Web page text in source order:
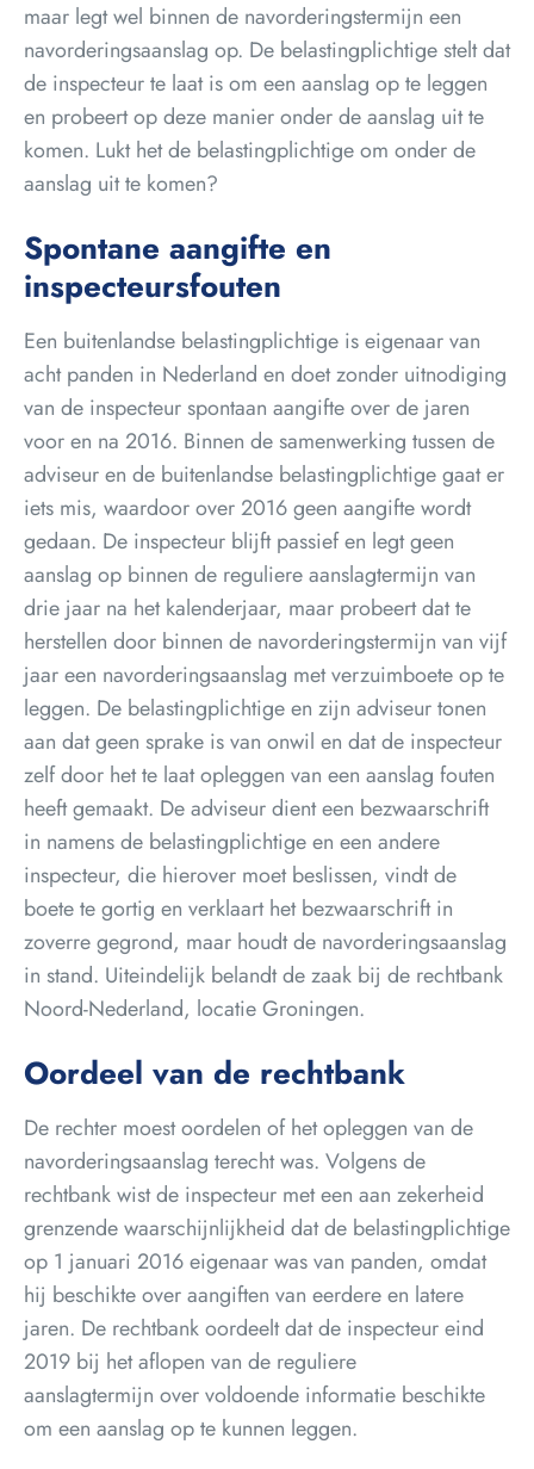
maar legt wel binnen de navorderingstermijn een
navorderingsaanslag op. De belastingplichtige stelt dat
de inspecteur te laat is om een aanslag op te leggen
en probeert op deze manier onder de aanslag uit te
komen. Lukt het de belastingplichtige om onder de
aanslag uit te komen?
Spontane aangifte en
inspecteursfouten
Een buitenlandse belastingplichtige is eigenaar van
acht panden in Nederland en doet zonder uitnodiging
van de inspecteur spontaan aangifte over de jaren
voor en na 2016. Binnen de samenwerking tussen de
adviseur en de buitenlandse belastingplichtige gaat er
iets mis, waardoor over 2016 geen aangifte wordt
gedaan. De inspecteur blijft passief en legt geen
aanslag op binnen de reguliere aanslagtermijn van
drie jaar na het kalenderjaar, maar probeert dat te
herstellen door binnen de navorderingstermijn van vijf
jaar een navorderingsaanslag met verzuimboete op te
leggen. De belastingplichtige en zijn adviseur tonen
aan dat geen sprake is van onwil en dat de inspecteur
zelf door het te laat opleggen van een aanslag fouten
heeft gemaakt. De adviseur dient een bezwaarschrift
in namens de belastingplichtige en een andere
inspecteur, die hierover moet beslissen, vindt de
boete te gortig en verklaart het bezwaarschrift in
zoverre gegrond, maar houdt de navorderingsaanslag
in stand. Uiteindelijk belandt de zaak bij de rechtbank
Noord-Nederland, locatie Groningen.
Oordeel van de rechtbank
De rechter moest oordelen of het opleggen van de
navorderingsaanslag terecht was. Volgens de
rechtbank wist de inspecteur met een aan zekerheid
grenzende waarschijnlijkheid dat de belastingplichtige
op 1 januari 2016 eigenaar was van panden, omdat
hij beschikte over aangiften van eerdere en latere
jaren. De rechtbank oordeelt dat de inspecteur eind
2019 bij het aflopen van de reguliere
aanslagtermijn over voldoende informatie beschikte
om een aanslag op te kunnen leggen.